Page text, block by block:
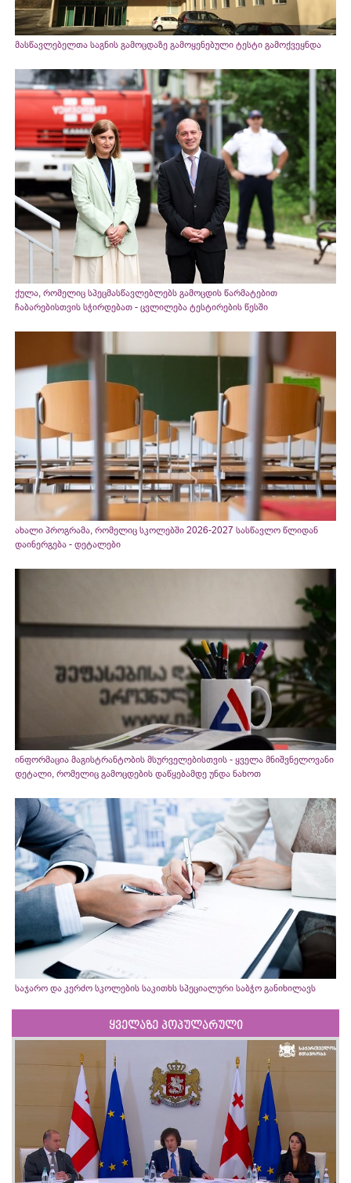
მასწავლებელთა საგნის გამოცდაზე გამოყენებული ტესტი გამოქვეყნდა
ქულა, რომელიც სპეცმასწავლებლებს გამოცდის წარმატებით
ჩაბარებისთვის სჭირდებათ - ცვლილება ტესტირების წესში
ახალი პროგრამა, რომელიც სკოლებში 2026-2027 სასწავლო წლიდან
დაინერგება - დეტალები
ინფორმაცია მაგისტრანტობის მსურველებისთვის - ყველა მნიშვნელოვანი
დეტალი, რომელიც გამოცდების დაწყებამდე უნდა ნახოთ
საჯარო და კერძო სკოლების საკითხს სპეციალური საბჭო განიხილავს
ყველაზე პოპულარული